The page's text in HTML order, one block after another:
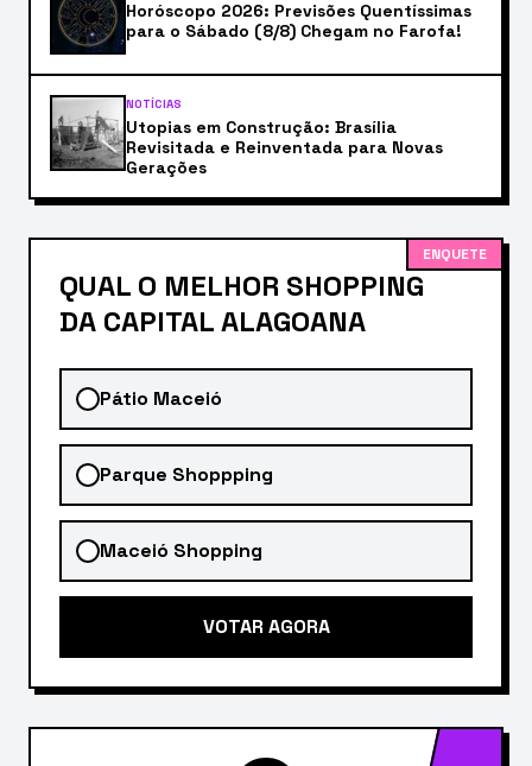
Horóscopo 2026: Previsões Quentíssimas
para o Sábado (8/8) Chegam no Farofa!
NOTÍCIAS
Utopias em Construção: Brasília
Revisitada e Reinventada para Novas
Gerações
ENQUETE
QUAL O MELHOR SHOPPING
DA CAPITAL ALAGOANA
Pátio Maceió
Parque Shoppping
Maceió Shopping
VOTAR AGORA